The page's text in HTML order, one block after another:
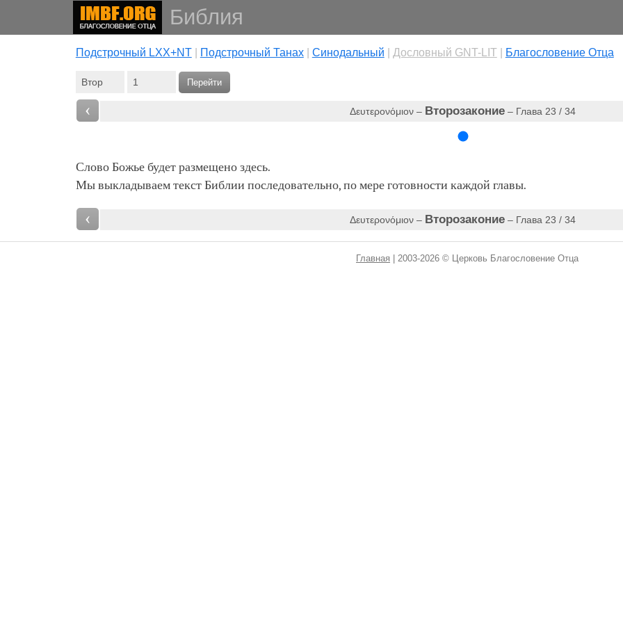
Библия
Подстрочный LXX+NT| Подстрочный Танах| Cинодальный Дословный GNT-LIT| Благословение Отца
Перейти
‹ Δευτερονόμιον – Второзаконие– Глава 23 / 34
Слово Божье будет размещено здесь.
Мы выкладываем текст Библии последовательно, по мере готовности каждой главы.
‹ Δευτερονόμιον – Второзаконие– Глава 23 / 34
Главная | 2003-2026 © Церковь Благословение Отца